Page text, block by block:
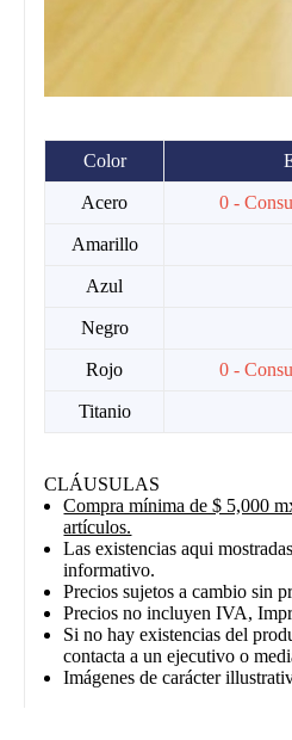
Color
Acero 0 -
Amarillo
Azul
Negro
Rojo 0 -
Titanio
CLÁUSULAS
Compra mínima de $ 5,000
artículos.
Las existencias aqui
informativo.
Precios sujetos a cambio sin
Precios no incluyen IVA,
Si no hay existencias del
contacta a un ejecutivo o
Imágenes de carácter